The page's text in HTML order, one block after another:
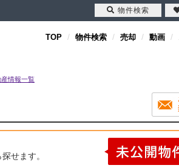
TOP 物件検索 売却 動画
情報一覧
せます。
物件検索